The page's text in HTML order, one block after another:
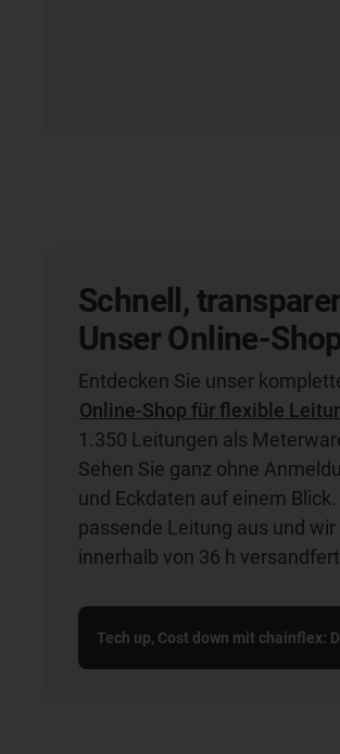
Schnell,
Unser Online-
Entdecken Sie unser
Online-Shop für flexible
1.350 Leitungen als
Sehen Sie ganz ohne
und Eckdaten auf einem
passende Leitung aus und
innerhalb von 36 h
Tech up, Cost down mit chainflex: